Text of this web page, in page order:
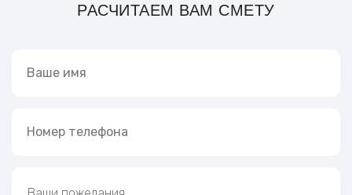
РАСЧИТАЕМ ВАМ СМЕТУ